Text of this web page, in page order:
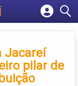
Jacareí
pilar de